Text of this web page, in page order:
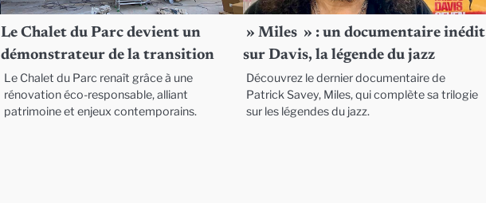
Le Chalet du Parc devient un
démonstrateur de la transition
Le Chalet du Parc renaît grâce à une
rénovation éco-responsable, alliant
patrimoine et enjeux contemporains.
» Miles » : un documentaire inédit
sur Davis, la légende du jazz
Découvrez le dernier documentaire de
Patrick Savey, Miles, qui complète sa trilogie
sur les légendes du jazz.